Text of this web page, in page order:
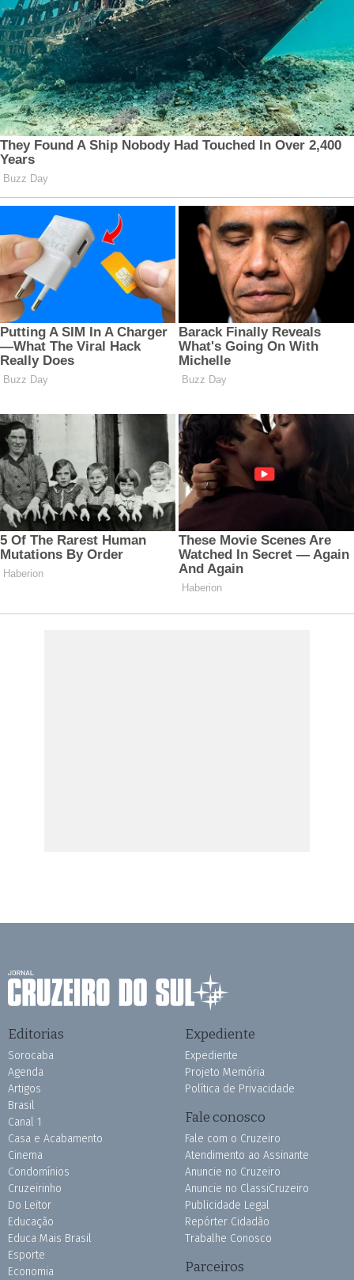
Editorias
Sorocaba
Agenda
Artigos
Brasil
Canal 1
Casa e Acabamento
Cinema
Condomínios
Cruzeirinho
Do Leitor
Educação
Educa Mais Brasil
Esporte
Economia
Expediente
Expediente
Projeto Memória
Política de Privacidade
Fale conosco
Fale com o Cruzeiro
Atendimento ao Assinante
Anuncie no Cruzeiro
Anuncie no ClassiCruzeiro
Publicidade Legal
Repórter Cidadão
Trabalhe Conosco
Parceiros